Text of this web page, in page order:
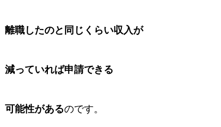
離職したのと同じくらい収入が
減っていれば申請できる
可能性があるのです。